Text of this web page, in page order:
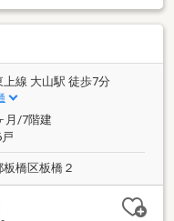
希望の方は赤色『見学
ジ色『資料請求』をク
03-6905-9710まで。
色の電話ボタンをクリ
（※見学予約より受
結！住宅ローン相談や
についても全てオンラ
ります。※LINEやメー
です。
上線 大山駅 徒歩7分
月/7階建
板橋区板橋２